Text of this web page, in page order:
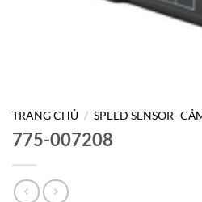
TRANG CHỦ / SPEED SENSOR-
775-007208